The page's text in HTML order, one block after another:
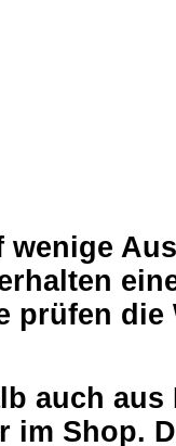
prüfen
auch
im Shop.